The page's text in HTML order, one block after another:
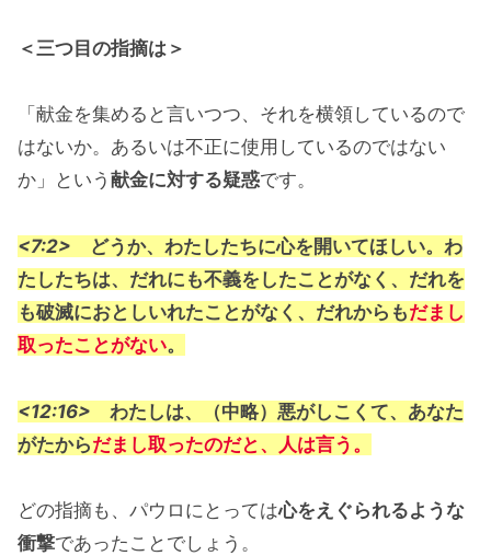
＜三つ目の指摘は＞
「献金を集めると言いつつ、それを横領しているので
はないか。あるいは不正に使用しているのではない
か」という 献金に対する疑惑です。
<7:2> どうか、わたしたちに心を開いてほしい。わ
たしたちは、だれにも不義をしたことがなく、だれを
も破滅におとしいれたことがなく、だれからもだまし
取ったことがない。
<12:16> わたしは、（中略）悪がしこくて、あなた
がたからだまし取ったのだと、人は言う。
どの指摘も、パウロにとっては心をえぐられるような
衝撃であったことでしょう。